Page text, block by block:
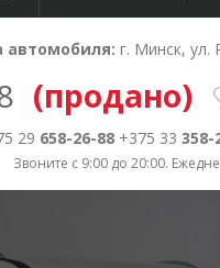
автомобиля: г. Минск, ул.
(продано)
29 658-26-88 +375 33 358-
Звоните с 9:00 до 20:00.